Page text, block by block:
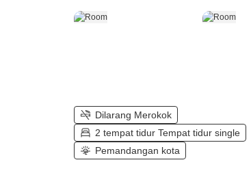
Dilarang Merokok
2 tempat tidur Tempat tidur single
Pemandangan kota